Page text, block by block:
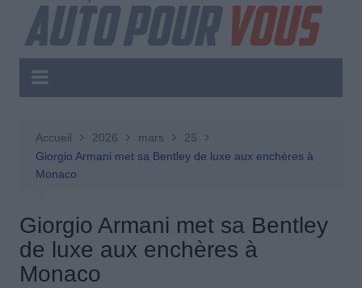
Accueil 2026 mars
25
Giorgio Armani met sa Bentley de luxe aux enchères à
Monaco
Giorgio Armani met sa Bentley
de luxe aux enchères à
Monaco